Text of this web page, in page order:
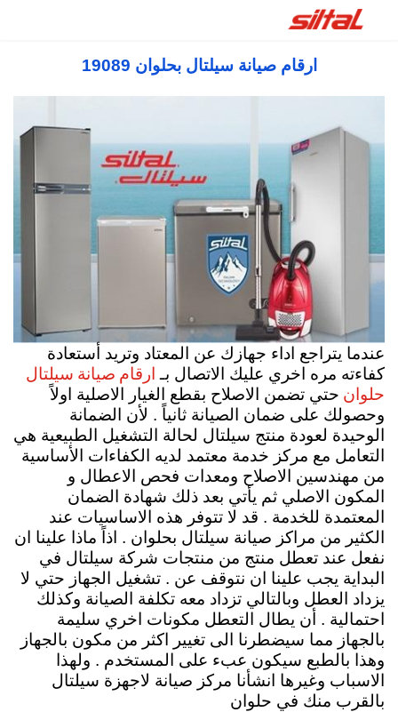
ارقام صيانة سيلتال بحلوان 19089
عندما يتراجع اداء جهازك عن المعتاد وتريد أستعادة
كفاءته مره اخري عليك الاتصال بـ ارقام صيانة سيلتال
حلوان حتي تضمن الاصلاح بقطع الغيار الاصلية اولاً
وحصولك على ضمان الصيانة ثانياً . لأن الضمانة
الوحيدة لعودة منتج سيلتال لحالة التشغيل الطبيعية هي
التعامل مع مركز خدمة معتمد لديه الكفاءات الأساسية
من مهندسين الاصلاح ومعدات فحص الاعطال و
المكون الاصلي ثم يأتي بعد ذلك شهادة الضمان
المعتمدة للخدمة . قد لا تتوفر هذه الاساسيات عند
الكثير من مراكز صيانة سيلتال بحلوان . اذاً ماذا علينا ان
نفعل عند تعطل منتج من منتجات شركة سيلتال في
البداية يجب علينا ان نتوقف عن . تشغيل الجهاز حتي لا
يزداد العطل وبالتالي تزداد معه تكلفة الصيانة وكذلك
احتمالية . أن يطال التعطل مكونات اخري سليمة
بالجهاز مما سيضطرنا الى تغيير اكثر من مكون بالجهاز
وهذا بالطبع سيكون عبء على المستخدم . ولهذا
الاسباب وغيرها انشأنا مركز صيانة لاجهزة سيلتال
بالقرب منك في حلوان